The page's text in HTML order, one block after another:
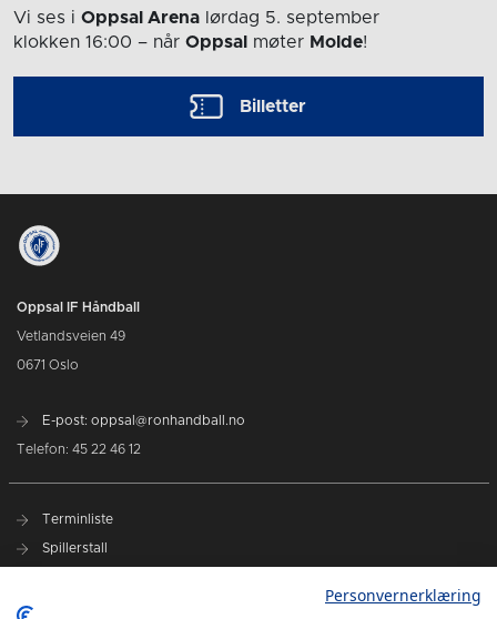
Vi ses i Oppsal Arena lørdag 5. september
klokken 16:00 – når Oppsal møter Molde!
Billetter
Oppsal IF Håndball
Vetlandsveien 49
0671 Oslo
E-post: oppsal@ronhandball.no
Telefon: 45 22 46 12
Terminliste
Spillerstall
Personvernerklæring